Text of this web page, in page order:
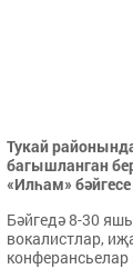
Тукай
багышланган
«Илһам»
Бәйгедә 8-30
вокалистлар,